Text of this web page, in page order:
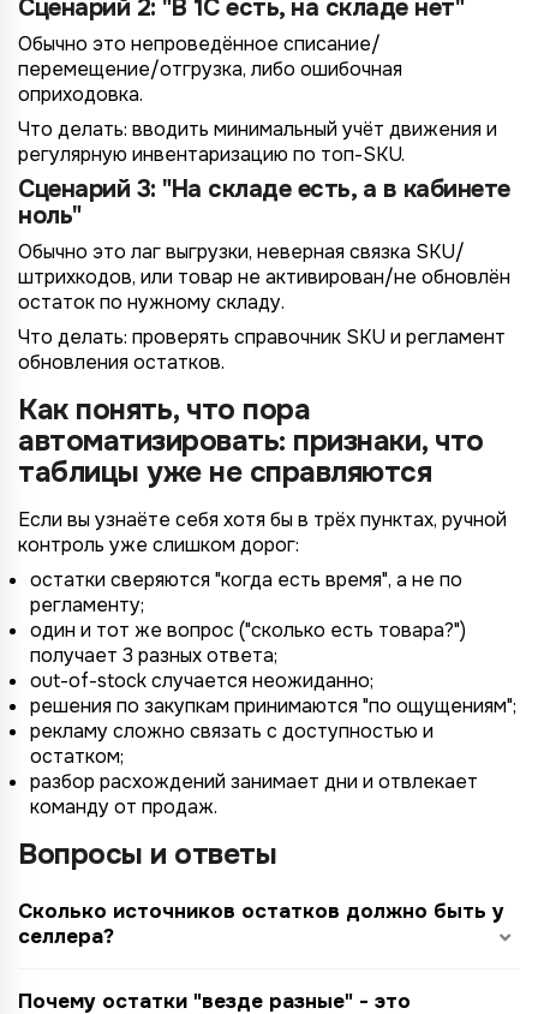
Сценарий 2: "В 1С есть, на складе нет"
Обычно это непроведённое списание/
перемещение/отгрузка, либо ошибочная
оприходовка.
Что делать: вводить минимальный учёт движения и
регулярную инвентаризацию по топ-SKU.
Сценарий 3: "На складе есть, а в кабинете
ноль"
Обычно это лаг выгрузки, неверная связка SKU/
штрихкодов, или товар не активирован/не обновлён
остаток по нужному складу.
Что делать: проверять справочник SKU и регламент
обновления остатков.
Как понять, что пора
автоматизировать: признаки, что
таблицы уже не справляются
Если вы узнаёте себя хотя бы в трёх пунктах, ручной
контроль уже слишком дорог:
остатки сверяются "когда есть время", а не по
регламенту;
один и тот же вопрос ("сколько есть товара?")
получает 3 разных ответа;
out-of-stock случается неожиданно;
решения по закупкам принимаются "по ощущениям";
рекламу сложно связать с доступностью и
остатком;
разбор расхождений занимает дни и отвлекает
команду от продаж.
Вопросы и ответы
Сколько источников остатков должно быть у
селлера?
Почему остатки "везде разные" - это